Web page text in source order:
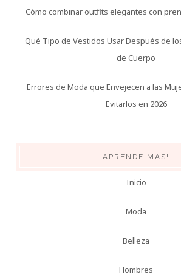
Cómo combinar outfits elegantes con
Qué Tipo de Vestidos Usar Después de
de Cuerpo
Errores de Moda que Envejecen a las
Evitarlos en 2026
APRENDE MAS!
Inicio
Moda
Belleza
Hombres